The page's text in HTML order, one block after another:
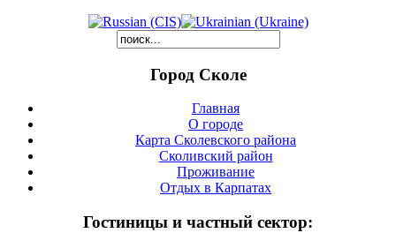
Город Сколе
Главная
О городе
Карта Сколевского района
Сколивский район
Проживание
Отдых в Карпатах
Гостиницы и частный сектор: